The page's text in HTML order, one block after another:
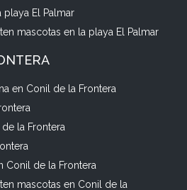
playa El Palmar
mascotas en la playa El Palmar
en Conil de la Frontera
la Frontera
Conil de la Frontera
mascotas en Conil de la